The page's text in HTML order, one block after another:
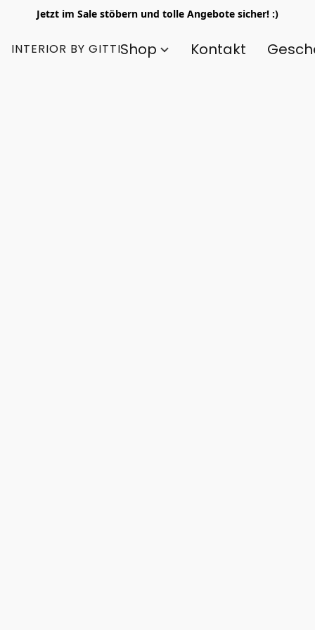
Jetzt im Sale stöbern und tolle Angebote sicher! :)
INTERIOR BY GITTIShop Kontakt